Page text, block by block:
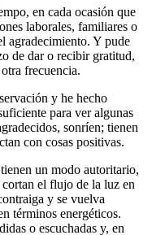
en cada ocasión que
laborales, familiares o
agradecimiento. Y pude
de dar o recibir gratitud,
frecuencia.
y he hecho
para ver algunas
sonríen; tienen
con cosas positivas.
tienen un modo autoritario,
el flujo de la luz en
y se vuelva
términos energéticos.
o escuchadas y, en